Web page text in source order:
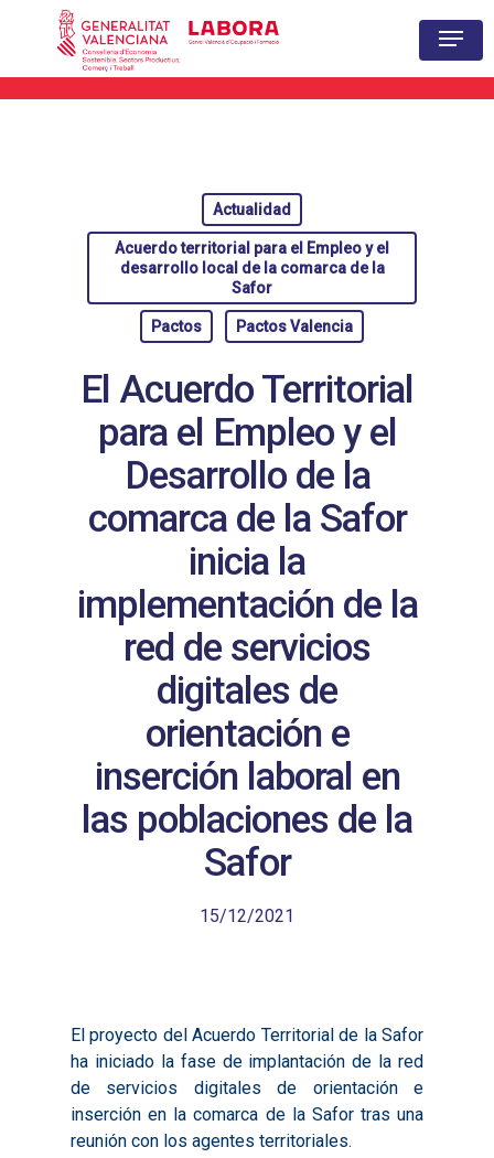
Actualidad
Acuerdo territorial para el Empleo y el
desarrollo local de la comarca de la
Safor
Pactos Pactos Valencia
El Acuerdo Territorial
para el Empleo y el
Desarrollo de la
comarca de la Safor
inicia la
implementación de la
red de servicios
digitales de
orientación e
inserción laboral en
las poblaciones de la
Safor
15/12/2021
El proyecto del Acuerdo Territorial de la Safor
ha iniciado la fase de implantación de la red
de servicios digitales de orientación e
inserción en la comarca de la Safor tras una
reunión con los agentes territoriales.